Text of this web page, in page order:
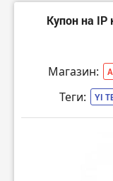
Купон на IP
Магазин:
Теги: YI